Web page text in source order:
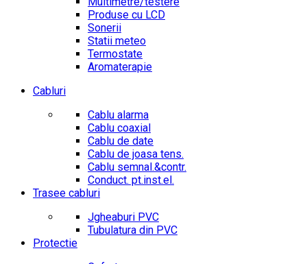
Produse cu LCD
Sonerii
Statii meteo
Termostate
Aromaterapie
Cabluri
Cablu alarma
Cablu coaxial
Cablu de date
Cablu de joasa tens.
Cablu semnal.&contr.
Conduct. pt.inst.el.
Trasee cabluri
Jgheaburi PVC
Tubulatura din PVC
Protectie